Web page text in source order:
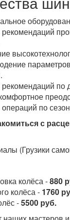
по
по
с
(Грузики
колёса -880
колёса - 1760
-5500 руб.